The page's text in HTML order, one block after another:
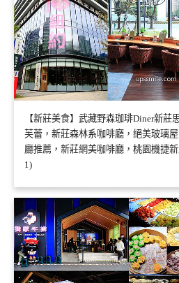
【新莊美食】武藏野森珈琲Diner新莊
芙蕾，新莊森林系咖啡廳，絕美玻璃
廳推薦，新莊網美咖啡廳，桃園機捷
1)